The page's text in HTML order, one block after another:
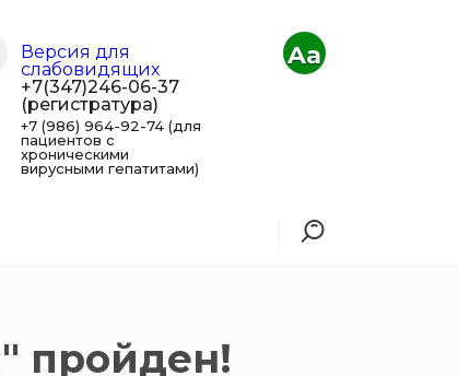
Версия для
слабовидящих
+7(347)246-06-37
(регистратура)
+7 (986) 964-92-74 (для
пациентов с
хроническими
вирусными гепатитами)
Aa
пройден!